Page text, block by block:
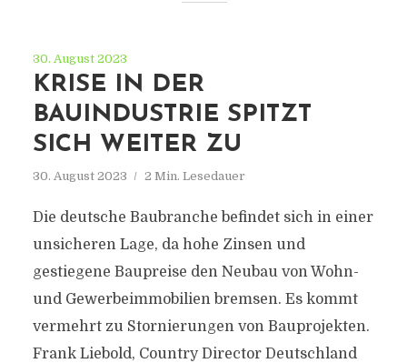
30. August 2023
KRISE IN DER
BAUINDUSTRIE SPITZT
SICH WEITER ZU
30. August 2023 2 Min. Lesedauer
Die deutsche Baubranche befindet sich in einer
unsicheren Lage, da hohe Zinsen und
gestiegene Baupreise den Neubau von Wohn-
und Gewerbeimmobilien bremsen. Es kommt
vermehrt zu Stornierungen von Bauprojekten.
Frank Liebold, Country Director Deutschland